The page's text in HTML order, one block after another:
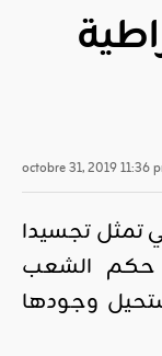
octobre 31, 2019 11:36
تمثل تجسيدا
« حكم الشعب
وجودها